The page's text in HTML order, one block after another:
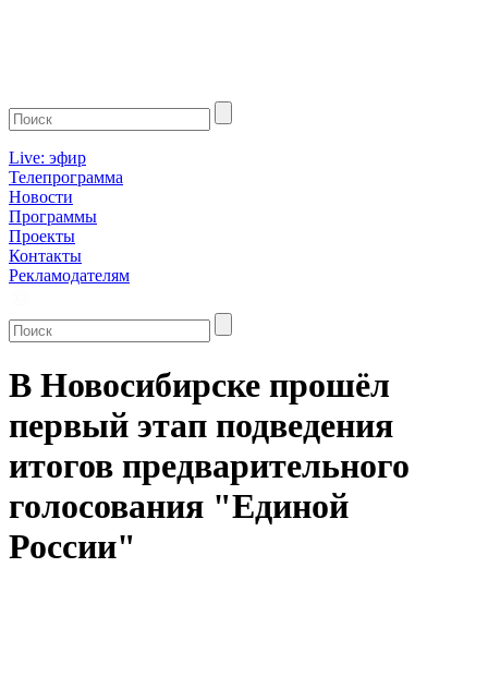
Live: эфир
Телепрограмма
Новости
Программы
Проекты
Контакты
Рекламодателям
В Новосибирске прошёл
первый этап подведения
итогов предварительного
голосования "Единой
России"